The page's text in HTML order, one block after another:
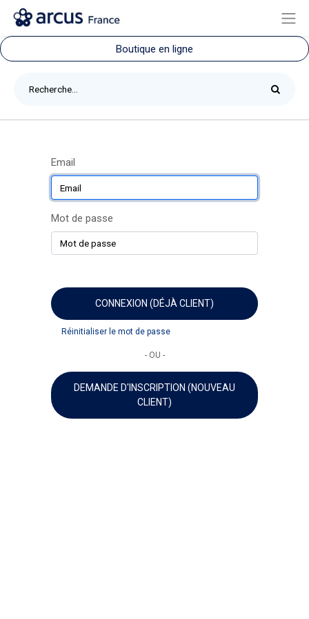
Boutique en ligne
Email
Mot de passe
CONNEXION (DÉJÀ CLIENT)
Réinitialiser le mot de passe
- OU -
DEMANDE D'INSCRIPTION (NOUVEAU
CLIENT)